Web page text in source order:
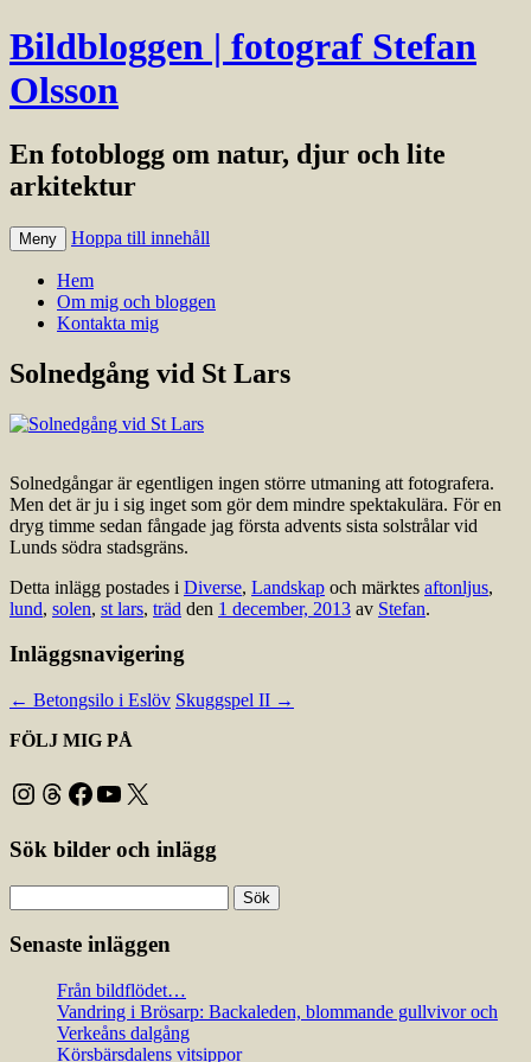
Bildbloggen | fotograf Stefan
Olsson
En fotoblogg om natur, djur och lite
arkitektur
Meny Hoppa till innehåll
Hem
Om mig och bloggen
Kontakta mig
Solnedgång vid St Lars
Solnedgångar är egentligen ingen större utmaning att fotografera.
Men det är ju i sig inget som gör dem mindre spektakulära. För en
dryg timme sedan fångade jag första advents sista solstrålar vid
Lunds södra stadsgräns.
Detta inlägg postades i Diverse, Landskap och märktes aftonljus,
lund, solen, st lars, träd den 1 december, 2013 av Stefan.
Inläggsnavigering
← Betongsilo i Eslöv Skuggspel II →
FÖLJ MIG PÅ
Instagram
Threads
Facebook
YouTube
X
Sök bilder och inlägg
efter:
Senaste inläggen
Från bildflödet…
Vandring i Brösarp: Backaleden, blommande gullvivor och
Verkeåns dalgång
Körsbärsdalens vitsippor